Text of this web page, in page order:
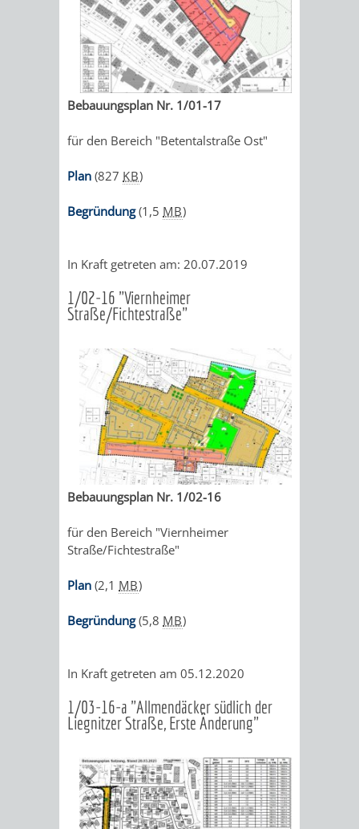
VON
WEINHEIMER
KINDERTAGESSTÄTTEN
KATALOG
VERANSTALTUNGEN
AUSBILDUNG
&
PRAKTIKA
LEIHVERKEHR
DER FÜR
&
ERZIEHER/INNEN
VERMIETUNG
VON
RÄUMEN
BILDUNGSKETTE
BILDUNGSMANAGEMENT
ÜBERGANG
SCHULE
"FRÜHE
BILDUNG"
VOLKSHOCHSCHULE
MUSEUM
VERANSTALTUNGEN
IM
MUSEUM
STADTARCHIV
MELDEKARTEI
/
VERÖFFENTLICHUNGEN
JÜDISCHE
DEN
ORTSTEILEN
FÊTE
DE
IM
MUSEUM
STADTBIBLIOTHEK
A
BIS
Z
AUSLEIHE
&
PRAKTIKA
LEIHVERKEHR
DER
BIBLIOTHEK
SERVICE
FÜR
LEHRER/INNEN
KINO
VERANSTALTER
BÜRGERSAAL
IM
ALTEN
RATHAUS
STADTARCHIV
HERMANNSHOF
EXOTENWALD
SCHLOSSPARK
STADTGARTEN
ALTER
ROSENANLAGE
SCHLOSS
BURGEN
/
SCHLOSS
MUSEUM
ZEIGMAL
-
STADTTEILE
Bebauungsplan Nr. 1/01-17
für den Bereich "Betentalstraße Ost"
Plan (827 KB)
Begründung(1,5 MB)
In Kraft getreten am: 20.07.2019
1/02-16 "Viernheimer
Straße/Fichtestraße"
Bebauungsplan Nr. 1/02-16
für den Bereich "Viernheimer
Straße/Fichtestraße"
Plan (2,1 MB)
Begründung(5,8 MB)
In Kraft getreten am 05.12.2020
1/03-16-a "Allmendäcker südlich der
Liegnitzer Straße, Erste Änderung"